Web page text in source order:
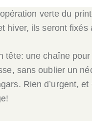
verte du
hiver, ils seront
une chaîne
sans oublier un
Rien d’urgent,